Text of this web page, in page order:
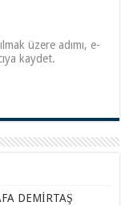
üzere adımı, e-
kaydet.
DEMİRTAŞ